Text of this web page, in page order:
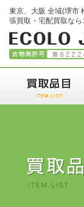
東京、大阪 全域(堺市
張買取・宅配買取な